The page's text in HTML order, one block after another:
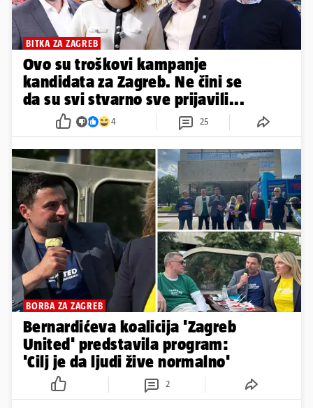
BITKA ZA ZAGREB
Ovo su troškovi kampanje
kandidata za Zagreb. Ne čini se
da su svi stvarno sve prijavili...
4 25
BORBA ZA ZAGREB
Bernardićeva koalicija 'Zagreb
United' predstavila program:
'Cilj je da ljudi žive normalno'
2